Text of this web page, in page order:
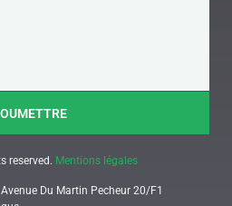
reserved. Mentions légales
Du Martin Pecheur 20/F1